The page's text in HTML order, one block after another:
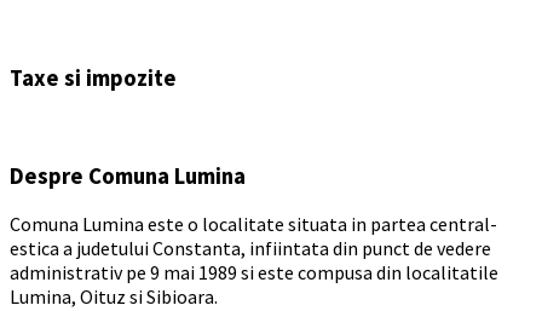
calendar
Taxe si impozite
Despre Comuna Lumina
Comuna Lumina este o localitate situata in partea central-
estica a judetului Constanta, infiintata din punct de vedere
administrativ pe 9 mai 1989 si este compusa din localitatile
Lumina, Oituz si Sibioara.